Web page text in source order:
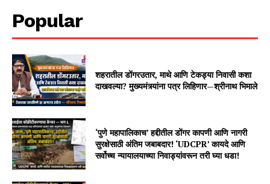
Popular
शहरातील डोंगरउतार, माथे आणि टेकड्या निवासी कशा
दाखवल्या? मुख्यमंत्र्यांना पत्र लिहिणार—श्रीनाथ भिमाले
‘पुणे महापालिकाच’ हद्दीतील डोंगर कापणी आणि नागरी
सुरक्षेसाठी अंतिम जबाबदार! ‘UDCPR’ कायदे आणि
सर्वोच्च न्यायालयाच्या निवाड्यांवरून तरी घ्या धडा!